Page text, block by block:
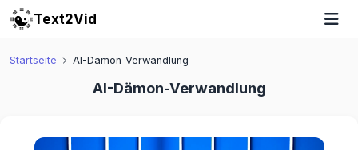
Text2Vid
Startseite AI-Dämon-Verwandlung
AI-Dämon-Verwandlung